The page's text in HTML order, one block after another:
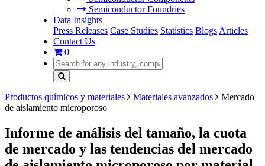
Semiconductor Foundries
Data Insights
Press Releases Case Studies Statistics Blogs Articles
Contact Us
0
Productos químicos y materiales Materiales avanzados
Mercado
de aislamiento microporoso
Informe de análisis del tamaño, la cuota
de mercado y las tendencias del mercado